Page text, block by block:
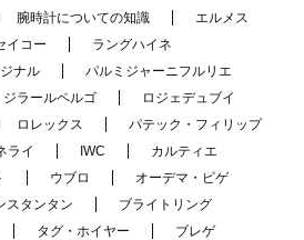
腕時計についての知識
エルメス
イコー
ラングハイネ
ナル
パルミジャーニフルリエ
ジラールペルゴ
ロジェデュブイ
ロレックス
パテック・フィリップ
ライ IWC
カルティエ
ウブロ
オーデマ・ピゲ
スタンタン
ブライトリング
タグ・ホイヤー
ブレゲ